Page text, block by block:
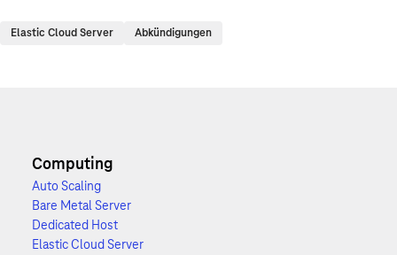
Elastic Cloud Server Abkündigungen
Computing
Auto Scaling
Bare Metal Server
Dedicated Host
Elastic Cloud Server